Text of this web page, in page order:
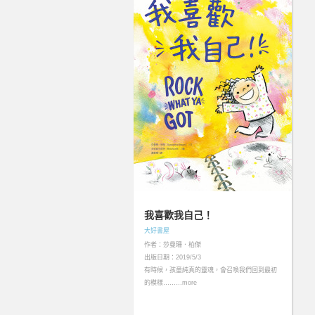
我喜歡我自己！
大好書屋
作者：莎曼珊．柏傑
出版日期：2019/5/3
有時候，孩童純真的靈魂，會召喚我們回到最初
的模樣………more